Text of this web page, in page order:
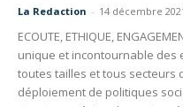
La Redaction - 14 décembre
ECOUTE, ETHIQUE,
unique et incontournable des
toutes tailles et tous secteurs
déploiement de politiques